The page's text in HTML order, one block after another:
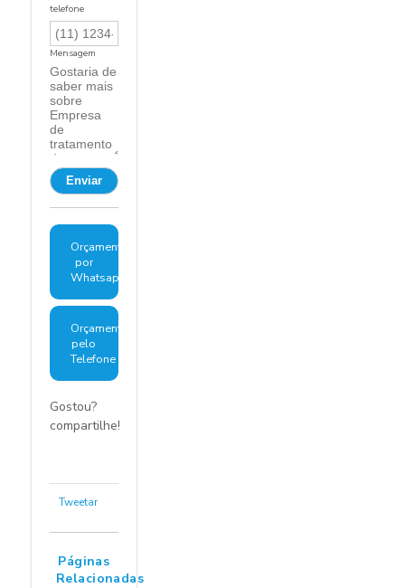
telefone
Mensagem
Orçamento
por
Whatsapp
Orçamento
pelo
Telefone
Gostou?
compartilhe!
Tweetar
Páginas
Relacionadas